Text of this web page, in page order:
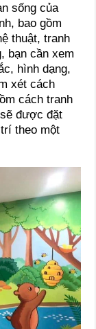
sống của
bao gồm
thuật, tranh
bạn cần xem
hình dạng,
xét cách
cách tranh
được đặt
theo một